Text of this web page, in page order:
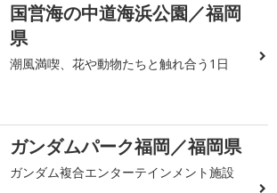
国営海の中道海浜公園／福岡
県
潮風満喫、花や動物たちと触れ合う1日
ガンダムパーク福岡／福岡県
ガンダム複合エンターテインメント施設